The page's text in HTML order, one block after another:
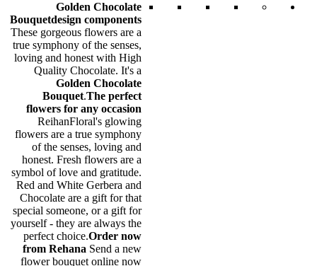
Golden Chocolate
Bouquetdesign components
These gorgeous flowers are a
true symphony of the senses,
loving and honest with High
Quality Chocolate. It's a
Golden Chocolate
Bouquet.The perfect
flowers for any occasion
ReihanFloral's glowing
flowers are a true symphony
of the senses, loving and
honest. Fresh flowers are a
symbol of love and gratitude.
Red and White Gerbera and
Chocolate are a gift for that
special someone, or a gift for
yourself - they are always the
perfect choice.Order now
from Rehana Send a new
flower bouquet online now